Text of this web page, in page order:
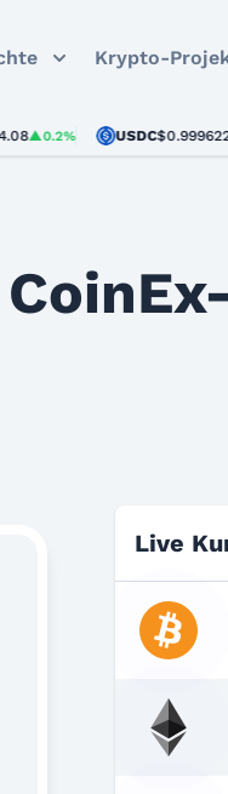
Krypto-
USDC$0.999622▲0%
Live